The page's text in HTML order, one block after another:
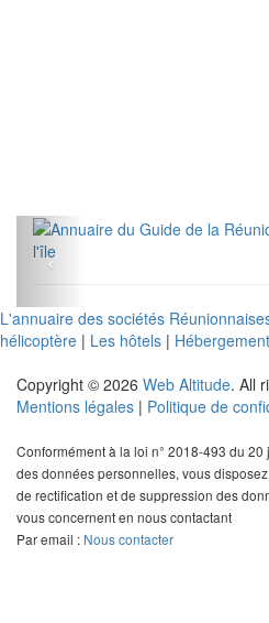
l'île
L'annuaire des sociétés
hélicoptère | Les hôtels |
Copyright © 2026 Web Altitude. All
Mentions légales | Politique de
Conformément à la loi n° 2018-493 du
des données personnelles, vous
de rectification et de suppression des
vous concernent en nous contactant
Par email : Nous contacter